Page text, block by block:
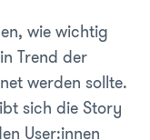
wie wichtig
Trend der
werden sollte.
sich die Story
User:innen